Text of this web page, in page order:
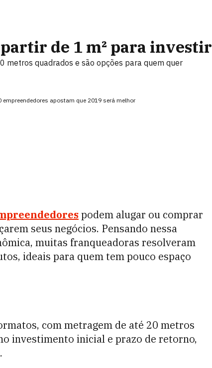
de 1 m² para investir
metros quadrados e são opções para quem quer
apostam que 2019 será melhor
podem alugar ou comprar
seus negócios. Pensando nessa
muitas franqueadoras resolveram
ideais para quem tem pouco espaço
com metragem de até 20 metros
investimento inicial e prazo de retorno,